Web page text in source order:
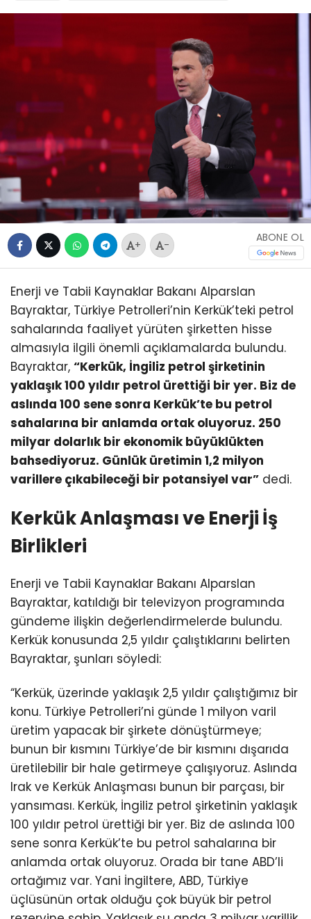
+ -
ABONE OL
Enerji ve Tabii Kaynaklar Bakanı Alparslan
Bayraktar, Türkiye Petrolleri’nin Kerkük’teki petrol
sahalarında faaliyet yürüten şirketten hisse
almasıyla ilgili önemli açıklamalarda bulundu.
Bayraktar, “Kerkük, İngiliz petrol şirketinin
yaklaşık 100 yıldır petrol ürettiği bir yer. Biz de
aslında 100 sene sonra Kerkük’te bu petrol
sahalarına bir anlamda ortak oluyoruz. 250
milyar dolarlık bir ekonomik büyüklükten
bahsediyoruz. Günlük üretimin 1,2 milyon
varillere çıkabileceği bir potansiyel var” dedi.
Kerkük Anlaşması ve Enerji İş
Birlikleri
Enerji ve Tabii Kaynaklar Bakanı Alparslan
Bayraktar, katıldığı bir televizyon programında
gündeme ilişkin değerlendirmelerde bulundu.
Kerkük konusunda 2,5 yıldır çalıştıklarını belirten
Bayraktar, şunları söyledi:
“Kerkük, üzerinde yaklaşık 2,5 yıldır çalıştığımız bir
konu. Türkiye Petrolleri’ni günde 1 milyon varil
üretim yapacak bir şirkete dönüştürmeye;
bunun bir kısmını Türkiye’de bir kısmını dışarıda
üretilebilir bir hale getirmeye çalışıyoruz. Aslında
Irak ve Kerkük Anlaşması bunun bir parçası, bir
yansıması. Kerkük, İngiliz petrol şirketinin yaklaşık
100 yıldır petrol ürettiği bir yer. Biz de aslında 100
sene sonra Kerkük’te bu petrol sahalarına bir
anlamda ortak oluyoruz. Orada bir tane ABD’li
ortağımız var. Yani İngiltere, ABD, Türkiye
üçlüsünün ortak olduğu çok büyük bir petrol